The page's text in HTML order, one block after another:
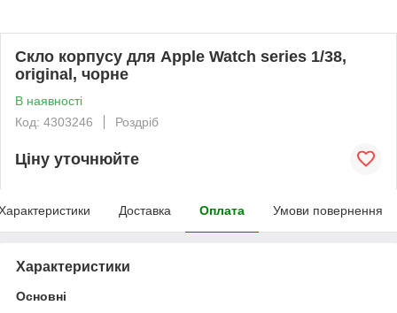
Скло корпусу для Apple Watch series 1/38,
original, чорне
В наявності
Код: 4303246
Роздріб
Ціну уточнюйте
Доставка Оплата Умови повернення
Характеристики
Основні